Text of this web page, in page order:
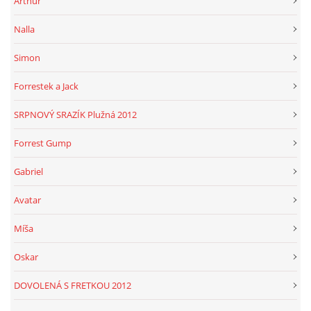
Nalla
Simon
Forrestek a Jack
SRPNOVÝ SRAZÍK Plužná 2012
Forrest Gump
Gabriel
Avatar
Míša
Oskar
DOVOLENÁ S FRETKOU 2012